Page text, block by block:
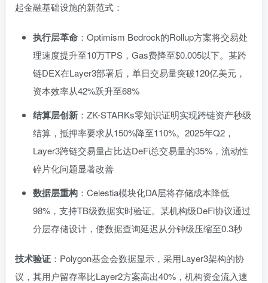
起金融基础设施的新范式：
执行层革命 ：Optimism Bedrock的Rollup方案将交易处
理速度提升至10万TPS，Gas费降至$0.005以下。某跨
链DEX在Layer3部署后，单日交易量突破120亿美元，
资本效率从42%跃升至68%
结算层创新 ：ZK-STARKs零知识证明实现跨链资产秒级
结算，抵押率要求从150%降至110%。2025年Q2，
Layer3跨链交易量占比达DeFi总交易量的35%，流动性
碎片化问题显著改善
数据层重构 ：Celestia模块化DA层将存储成本降低
98%，支持TB级数据实时验证。某机构级DeFi协议通过
分层存储设计，使数据查询延迟从分钟级压缩至0.3秒
技术验证 ：Polygon基金会数据显示，采用Layer3架构的协
议，其用户留存率比Layer2方案高出40%，机构资金流入速